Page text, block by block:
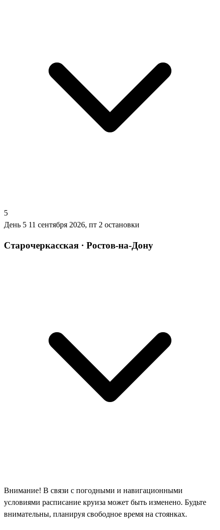
5
День 5 11 сентября 2026, пт 2 остановки
Старочеркасская · Ростов-на-Дону
Внимание! В связи с погодными и навигационными
условиями расписание круиза может быть изменено. Будьте
внимательны, планируя свободное время на стоянках.